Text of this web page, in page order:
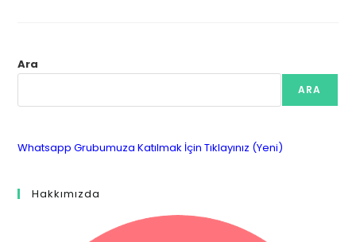
Ara
ARA
Whatsapp Grubumuza Katılmak İçin Tıklayınız (Yeni)
Hakkımızda